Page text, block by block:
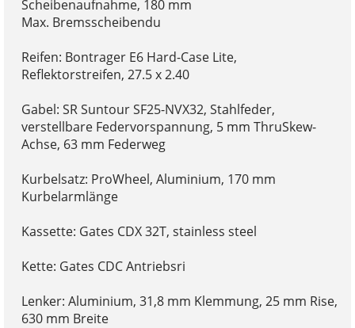
Scheibenaufnahme, 180 mm
Max. Bremsscheibendu
Reifen: Bontrager E6 Hard-Case Lite,
Reflektorstreifen, 27.5 x 2.40
Gabel: SR Suntour SF25-NVX32, Stahlfeder,
verstellbare Federvorspannung, 5 mm ThruSkew-
Achse, 63 mm Federweg
Kurbelsatz: ProWheel, Aluminium, 170 mm
Kurbelarmlänge
Kassette: Gates CDX 32T, stainless steel
Kette: Gates CDC Antriebsri
Lenker: Aluminium, 31,8 mm Klemmung, 25 mm Rise,
630 mm Breite